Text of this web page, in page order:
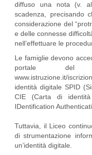
diffuso una nota (v.
scadenza, precisando
considerazione del
e delle connesse
nell’effettuare le
Le famiglie devono
portale del
www.istruzione.it/
identità digitale SPID
CIE (Carta di
IDentification
Tuttavia, il Liceo
di strumentazione
un’identità digitale.